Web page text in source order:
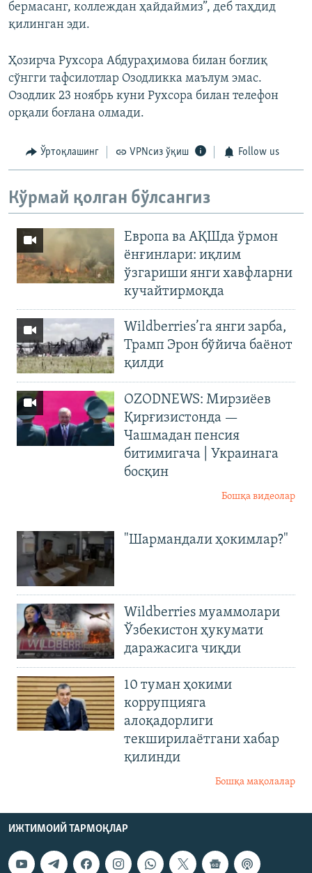
бермасанг, коллеждан ҳайдаймиз”, деб таҳдид
қилинган эди.
Ҳозирча Рухсора Абдураҳимова билан боғлиқ
сўнгги тафсилотлар Озодликка маълум эмас.
Озодлик 23 ноябрь куни Рухсора билан телефон
орқали боғлана олмади.
Ўртоқлашинг VPNсиз ўқиш Follow us
Кўрмай қолган бўлсангиз
Европа ва АҚШда ўрмон
ёнғинлари: иқлим
ўзгариши янги хавфларни
кучайтирмоқда
Wildberries’га янги зарба,
Трамп Эрон бўйича баёнот
қилди
OZODNEWS: Мирзиёев
Қирғизистонда —
Чашмадан пенсия
битимигача | Украинага
босқин
Бошқа видеолар
"Шармандали ҳокимлар?"
Wildberries муаммолари
Ўзбекистон ҳукумати
даражасига чиқди
10 туман ҳокими
коррупцияга
алоқадорлиги
текширилаётгани хабар
қилинди
Бошқа мақолалар
ИЖТИМОИЙ ТАРМОҚЛАР